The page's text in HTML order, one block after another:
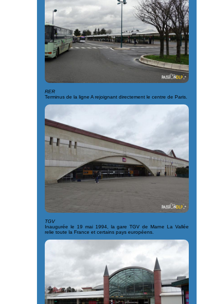
RER
Terminus de la ligne A rejoignant directement le centre de Paris.
TGV
Inaugurée le 19 mai 1994, la gare TGV de Marne La Vallée
relie toute la France et certains pays européens.